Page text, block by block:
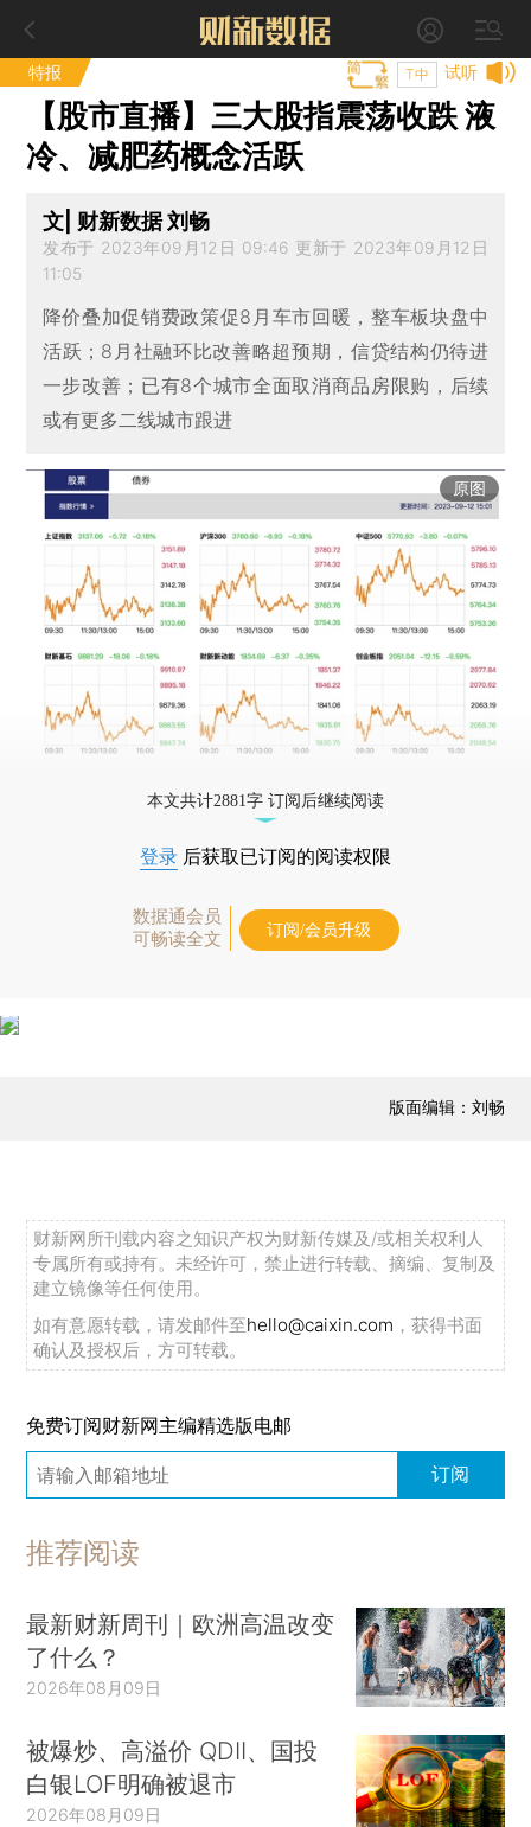
特报 试听
T中
【股市直播】三大股指震荡收跌 液
冷、减肥药概念活跃
文| 财新数据 刘畅
发布于 2023年09月12日 09:46 更新于 2023年09月12日
11:05
降价叠加促销费政策促8月车市回暖，整车板块盘中
活跃；8月社融环比改善略超预期，信贷结构仍待进
一步改善；已有8个城市全面取消商品房限购，后续
或有更多二线城市跟进
原图
本文共计2881字 订阅后继续阅读
登录 后获取已订阅的阅读权限
数据通会员
可畅读全文
订阅/会员升级
版面编辑：刘畅
财新网所刊载内容之知识产权为财新传媒及/或相关权利人
专属所有或持有。未经许可，禁止进行转载、摘编、复制及
建立镜像等任何使用。
如有意愿转载，请发邮件至hello@caixin.com ，获得书面
确认及授权后，方可转载。
免费订阅财新网主编精选版电邮
订阅
推荐阅读
最新财新周刊｜欧洲高温改变
了什么？
2026年08月09日
被爆炒、高溢价 QDII、国投
白银LOF明确被退市
2026年08月09日